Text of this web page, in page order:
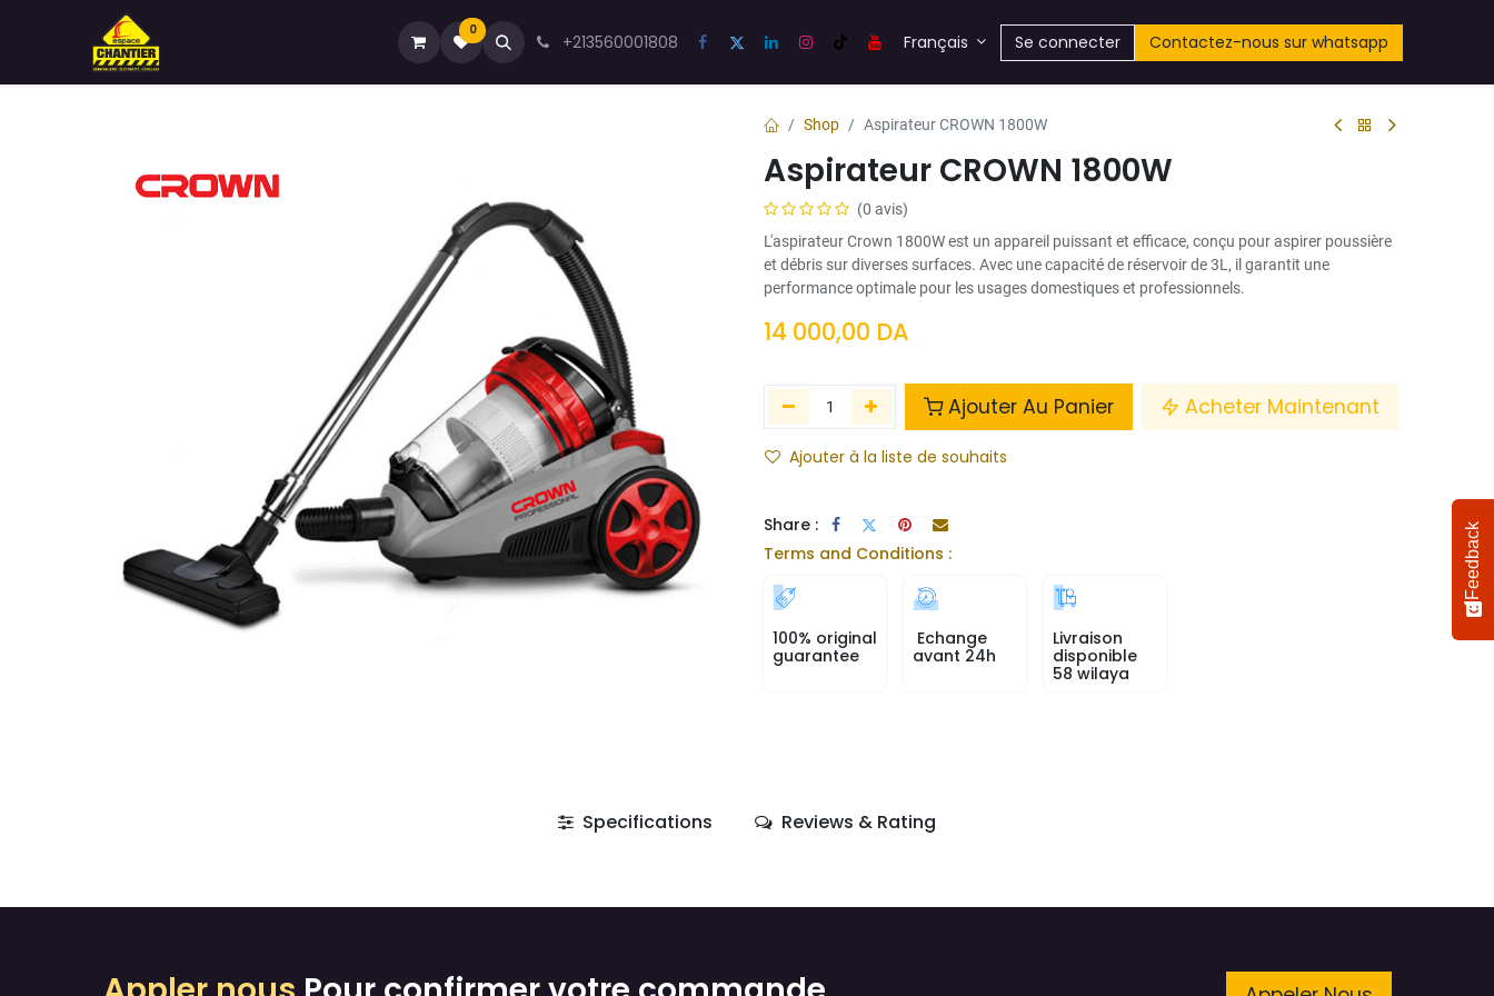
Contactez-nous💬 Forum Blog
0
+213560001808 Français Se connecter Contactez-nous sur whatsapp
Shop Aspirateur CROWN 1800W
Aspirateur CROWN 1800W
(0 avis)
L'aspirateur Crown 1800W est un appareil puissant et efficace, conçu pour aspirer poussière
et débris sur diverses surfaces. Avec une capacité de réservoir de 3L, il garantit une
performance optimale pour les usages domestiques et professionnels.
14 000,00 DA
Ajouter Au Panier Acheter Maintenant
Ajouter à la liste de souhaits
Share :
Terms and Conditions :
100% original
guarantee
Echange
avant 24h
Livraison
disponible
58 wilaya
Specifications Reviews & Rating
Feedback